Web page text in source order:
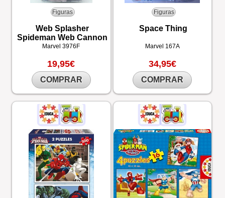
Figuras
Web Splasher
Spideman Web Cannon
Marvel3976F
19,95€
COMPRAR
Figuras
Space Thing
Marvel 167A
34,95€
COMPRAR